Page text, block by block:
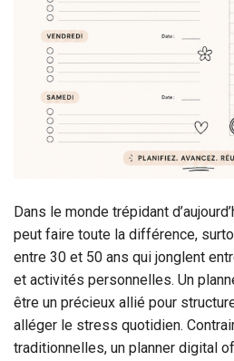
Dans le monde trépidant
peut faire toute la différence,
entre 30 et 50 ans qui jonglent
et activités personnelles. Un
être un précieux allié pour
alléger le stress quotidien.
traditionnelles, un planner digital